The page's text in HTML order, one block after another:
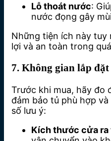
Lỗ thoát nước:
nước đọng gây
Những tiện ích này tuy
lợi và an toàn trong
7. Không gian lắp
Trước khi mua, hãy đo
đảm bảo tủ phù hợp
số lưu ý:
Kích thước cửa ra